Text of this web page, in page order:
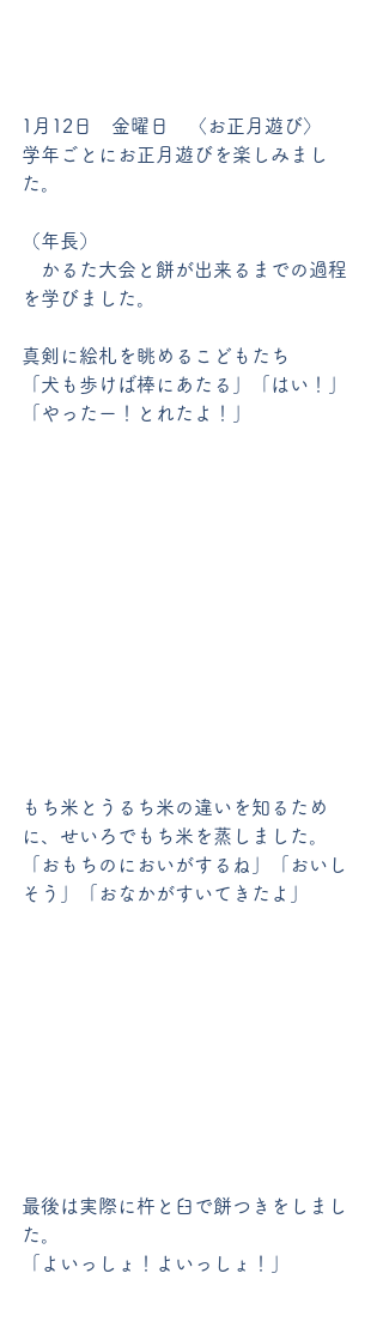
1月12日　金曜日　〈お正月遊び〉
学年ごとにお正月遊びを楽しみまし
た。
（年長）
かるた大会と餅が出来るまでの過程
を学びました。
真剣に絵札を眺めるこどもたち
「犬も歩けば棒にあたる」「はい！」
「やったー！とれたよ！」
もち米とうるち米の違いを知るため
に、せいろでもち米を蒸しました。
「おもちのにおいがするね」「おいし
そう」「おなかがすいてきたよ」
最後は実際に杵と臼で餅つきをしまし
た。
「よいっしょ！よいっしょ！」